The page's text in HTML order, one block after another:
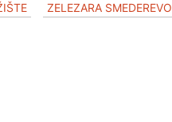
ZELEZARA SMEDEREVO